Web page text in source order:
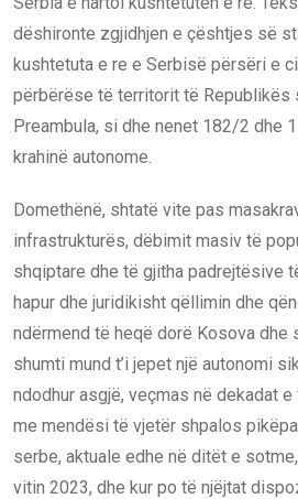
dëshironte zgjidhjen e çështjes së
kushtetuta e re e Serbisë përsëri e
përbërëse të territorit të Republikës
Preambula, si dhe nenet 182/2 dhe
krahinë autonome.
Domethënë, shtatë vite pas
infrastrukturës, dëbimit masiv të
shqiptare dhe të gjitha padrejtësive
hapur dhe juridikisht qëllimin dhe
ndërmend të heqë dorë Kosova dhe
shumti mund t’i jepet një autonomi
ndodhur asgjë, veçmas në dekadat
me mendësi të vjetër shpalos
serbe, aktuale edhe në ditët e
vitin 2023, dhe kur po të njëjtat